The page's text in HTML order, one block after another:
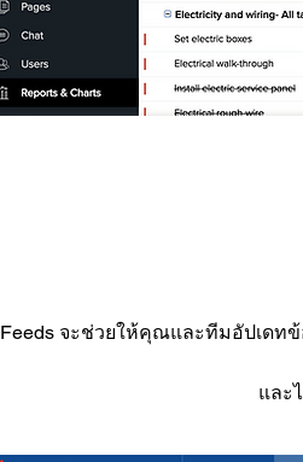
Feeds จะช่วยให้คุณและทีมอัปเดท
และ